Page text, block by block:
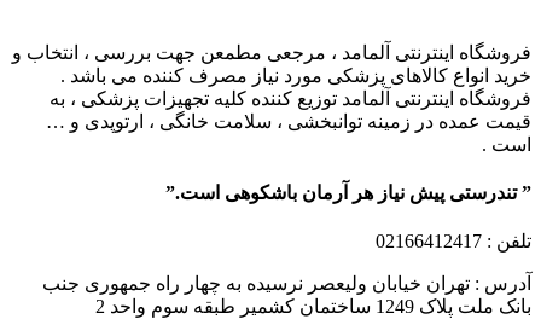
فروشگاه اینترنتی آلمامد ، مرجعی مطمعن جهت بررسی ، انتخاب و
خرید انواع کالاهای پزشکی مورد نیاز مصرف کننده می باشد .
فروشگاه اینترنتی آلمامد توزیع کننده کلیه تجهیزات پزشکی ، به
قیمت عمده در زمینه توانبخشی ، سلامت خانگی ، ارتوپدی و …
است .
” تندرستی پیش نیاز هر آرمان باشکوهی است.”
تلفن : 02166412417
آدرس : تهران خیابان ولیعصر نرسیده به چهار راه جمهوری جنب
بانک ملت پلاک 1249 ساختمان کشمیر طبقه سوم واحد 2